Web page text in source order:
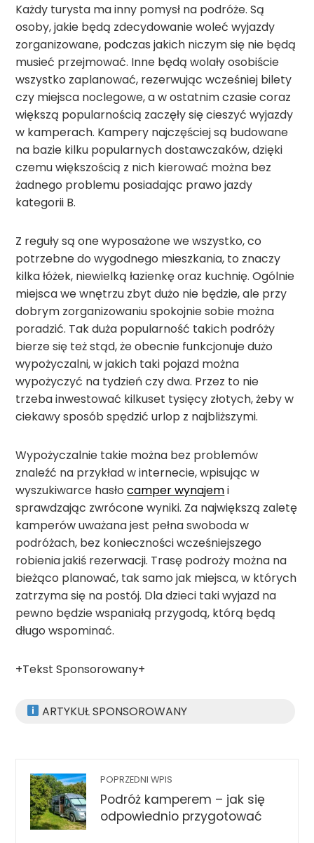
Każdy turysta ma inny pomysł na podróże. Są
osoby, jakie będą zdecydowanie woleć wyjazdy
zorganizowane, podczas jakich niczym się nie będą
musieć przejmować. Inne będą wolały osobiście
wszystko zaplanować, rezerwując wcześniej bilety
czy miejsca noclegowe, a w ostatnim czasie coraz
większą popularnością zaczęły się cieszyć wyjazdy
w kamperach. Kampery najczęściej są budowane
na bazie kilku popularnych dostawczaków, dzięki
czemu większością z nich kierować można bez
żadnego problemu posiadając prawo jazdy
kategorii B.
Z reguły są one wyposażone we wszystko, co
potrzebne do wygodnego mieszkania, to znaczy
kilka łóżek, niewielką łazienkę oraz kuchnię. Ogólnie
miejsca we wnętrzu zbyt dużo nie będzie, ale przy
dobrym zorganizowaniu spokojnie sobie można
poradzić. Tak duża popularność takich podróży
bierze się też stąd, że obecnie funkcjonuje dużo
wypożyczalni, w jakich taki pojazd można
wypożyczyć na tydzień czy dwa. Przez to nie
trzeba inwestować kilkuset tysięcy złotych, żeby w
ciekawy sposób spędzić urlop z najbliższymi.
Wypożyczalnie takie można bez problemów
znaleźć na przykład w internecie, wpisując w
wyszukiwarce hasłocamper wynajemi
sprawdzając zwrócone wyniki. Za największą zaletę
kamperów uważana jest pełna swoboda w
podróżach, bez konieczności wcześniejszego
robienia jakiś rezerwacji. Trasę podroży można na
bieżąco planować, tak samo jak miejsca, w których
zatrzyma się na postój. Dla dzieci taki wyjazd na
pewno będzie wspaniałą przygodą, którą będą
długo wspominać.
+Tekst Sponsorowany+
ARTYKUŁ SPONSOROWANY
POPRZEDNI WPIS
Podróż kamperem – jak się
odpowiednio przygotować